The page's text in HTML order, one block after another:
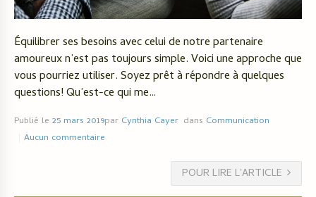
Équilibrer ses besoins avec celui de notre partenaire
amoureux n’est pas toujours simple. Voici une approche que
vous pourriez utiliser. Soyez prêt à répondre à quelques
questions! Qu’est-ce qui me…
Publié le 25 mars 2019par Cynthia Cayer dans Communication
Aucun commentaire
POUR LIRE L'ARTICLE